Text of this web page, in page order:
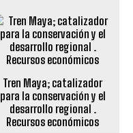
Tren Maya; catalizador
para la conservación y el
desarrollo regional .
Recursos económicos